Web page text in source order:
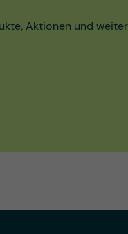
Aktionen und